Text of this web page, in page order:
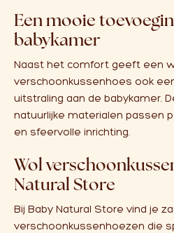
Een mooie
babykamer
Naast het comfort geeft een
verschoonkussenhoes ook
uitstraling aan de babykamer.
natuurlijke materialen passen
en sfeervolle inrichting.
Wol
Natural Store
Bij Baby Natural Store vind je
verschoonkussenhoezen die